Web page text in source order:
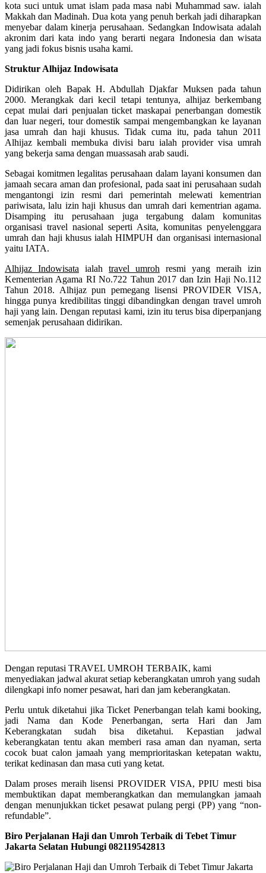
kota suci untuk umat islam pada masa nabi Muhammad saw. ialah
Makkah dan Madinah. Dua kota yang penuh berkah jadi diharapkan
menyebar dalam kinerja perusahaan. Sedangkan Indowisata adalah
akronim dari kata indo yang berarti negara Indonesia dan wisata
yang jadi fokus bisnis usaha kami.
Struktur Alhijaz Indowisata
Didirikan oleh Bapak H. Abdullah Djakfar Muksen pada tahun
2000. Merangkak dari kecil tetapi tentunya, alhijaz berkembang
cepat mulai dari penjualan ticket maskapai penerbangan domestik
dan luar negeri, tour domestik sampai mengembangkan ke layanan
jasa umrah dan haji khusus. Tidak cuma itu, pada tahun 2011
Alhijaz kembali membuka divisi baru ialah provider visa umrah
yang bekerja sama dengan muassasah arab saudi.
Sebagai komitmen legalitas perusahaan dalam layani konsumen dan
jamaah secara aman dan profesional, pada saat ini perusahaan sudah
mengantongi izin resmi dari pemerintah melewati kementrian
pariwisata, lalu izin haji khusus dan umrah dari kementrian agama.
Disamping itu perusahaan juga tergabung dalam komunitas
organisasi travel nasional seperti Asita, komunitas penyelenggara
umrah dan haji khusus ialah HIMPUH dan organisasi internasional
yaitu IATA.
Alhijaz Indowisata ialah travel umroh resmi yang meraih izin
Kementerian Agama RI No.722 Tahun 2017 dan Izin Haji No.112
Tahun 2018. Alhijaz pun pemegang lisensi PROVIDER VISA,
hingga punya kredibilitas tinggi dibandingkan dengan travel umroh
haji yang lain. Dengan reputasi kami, izin itu terus bisa diperpanjang
semenjak perusahaan didirikan.
Dengan reputasi TRAVEL UMROH TERBAIK, kami
menyediakan jadwal akurat setiap keberangkatan umroh yang sudah
dilengkapi info nomer pesawat, hari dan jam keberangkatan.
Perlu untuk diketahui jika Ticket Penerbangan telah kami booking,
jadi Nama dan Kode Penerbangan, serta Hari dan Jam
Keberangkatan sudah bisa diketahui. Kepastian jadwal
keberangkatan tentu akan memberi rasa aman dan nyaman, serta
cocok buat calon jamaah yang memprioritaskan ketepatan waktu,
terikat kedinasan dan masa cuti yang ketat.
Dalam proses meraih lisensi PROVIDER VISA, PPIU mesti bisa
membuktikan dapat memberangkatkan dan memulangkan jamaah
dengan menunjukkan ticket pesawat pulang pergi (PP) yang “non-
refundable”.
Biro Perjalanan Haji dan Umroh Terbaik di Tebet Timur
Jakarta Selatan Hubungi 082119542813